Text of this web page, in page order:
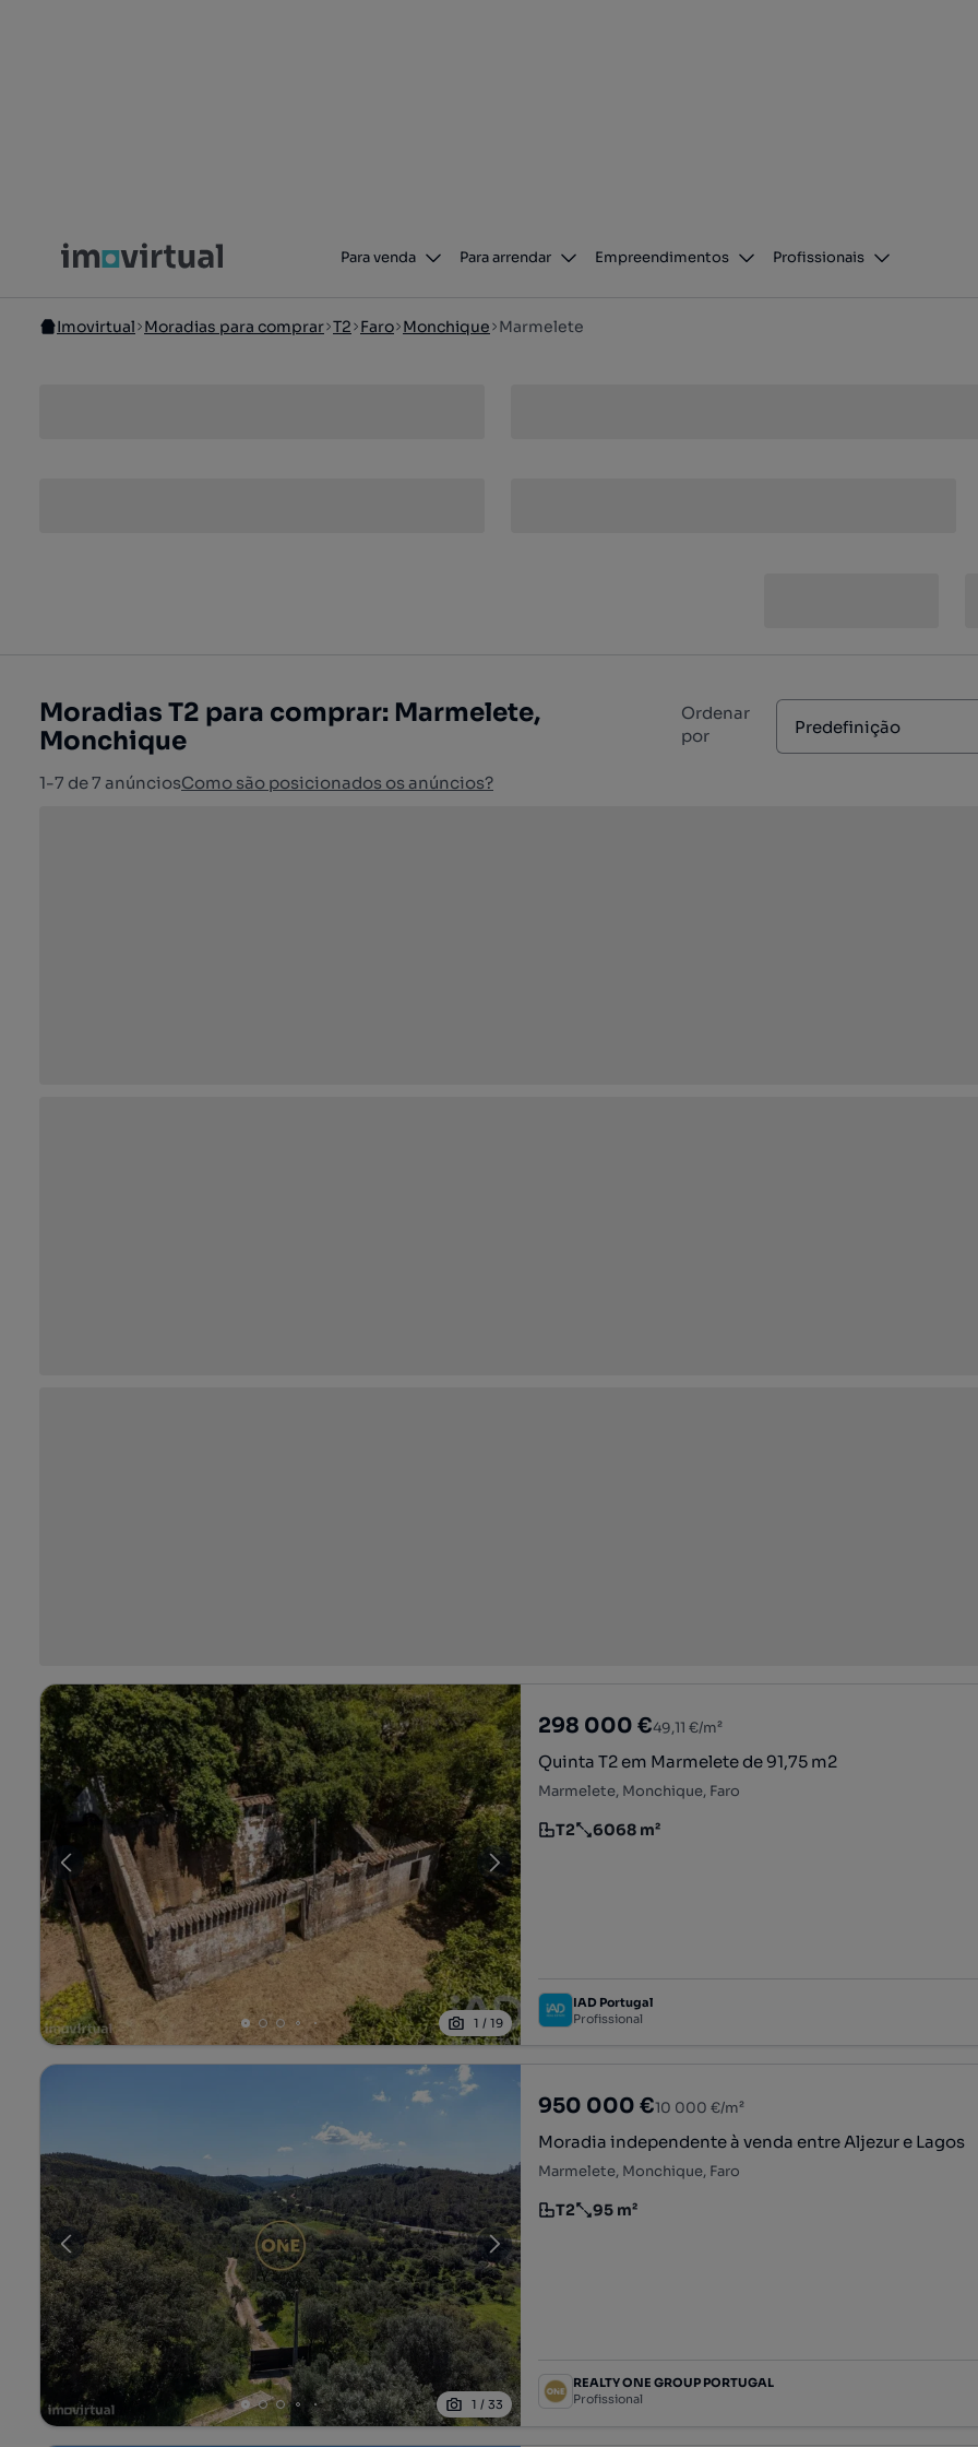
Para venda Para arrendar Empreendimentos Profissionais
Imovirtual Moradias para comprar T2 Faro Monchique Marmelete
Moradias T2 para comprar: Marmelete,
Monchique
1-7 de 7 anúnciosComo são posicionados os anúncios?
Ordenar
por
Predefinição
1 /19
298 000 €49,11 €/m²
Quinta T2 em Marmelete de 91,75 m2
Marmelete, Monchique, Faro
Tipologia
T2
Preço por metro quadrado
6068 m²
IAD Portugal
Profissional
1 /33
950 000 €10 000 €/m²
Moradia independente à venda entre Aljezur e Lagos
Marmelete, Monchique, Faro
Tipologia
T2
Preço por metro quadrado
95 m²
REALTY ONE GROUP PORTUGAL
Profissional